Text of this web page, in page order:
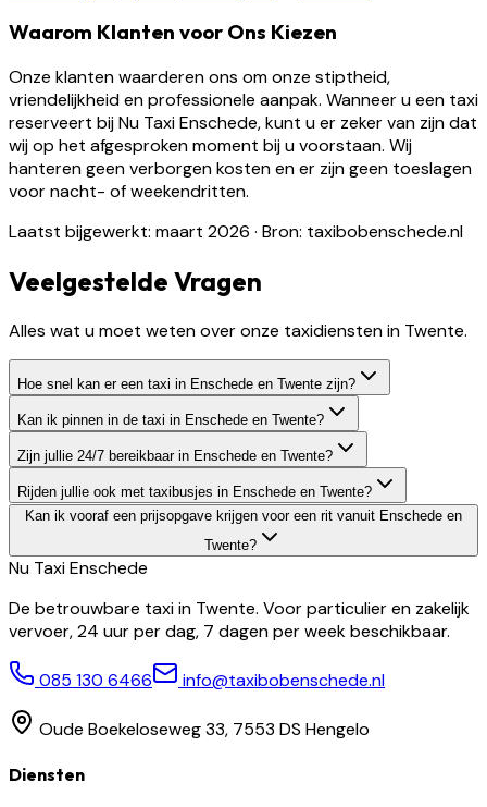
Waarom Klanten voor Ons Kiezen
Onze klanten waarderen ons om onze stiptheid,
vriendelijkheid en professionele aanpak. Wanneer u een taxi
reserveert bij Nu Taxi Enschede, kunt u er zeker van zijn dat
wij op het afgesproken moment bij u voorstaan. Wij
hanteren geen verborgen kosten en er zijn geen toeslagen
voor nacht- of weekendritten.
Laatst bijgewerkt: maart 2026 · Bron: taxibobenschede.nl
Veelgestelde Vragen
Alles wat u moet weten over onze taxidiensten in Twente.
Hoe snel kan er een taxi in Enschede en Twente zijn?
Kan ik pinnen in de taxi in Enschede en Twente?
Zijn jullie 24/7 bereikbaar in Enschede en Twente?
Rijden jullie ook met taxibusjes in Enschede en Twente?
Kan ik vooraf een prijsopgave krijgen voor een rit vanuit Enschede en
Twente?
Nu TaxiEnschede
De betrouwbare taxi in Twente. Voor particulier en zakelijk
vervoer, 24 uur per dag, 7 dagen per week beschikbaar.
085 130 6466 info@taxibobenschede.nl
Oude Boekeloseweg 33, 7553 DS Hengelo
Diensten